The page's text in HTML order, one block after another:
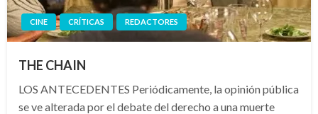
CINE CRÍTICAS REDACTORES
THE CHAIN
LOS ANTECEDENTES Periódicamente, la opinión pública
se ve alterada por el debate del derecho a una muerte